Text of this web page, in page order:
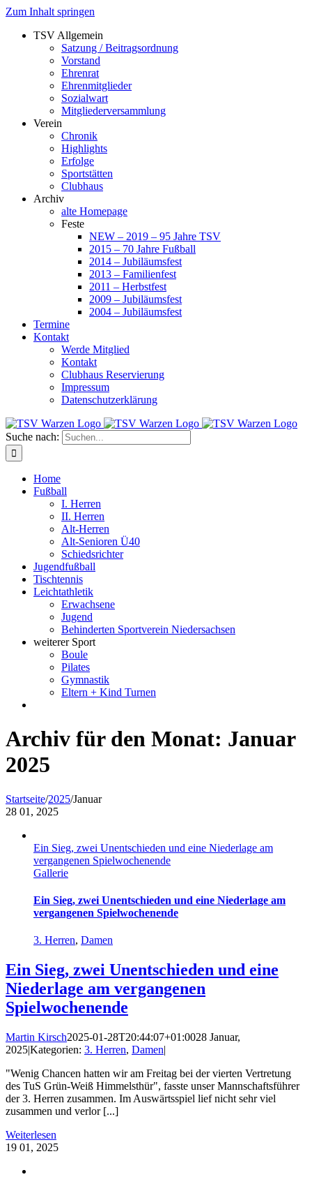
Zum Inhalt springen
TSV Allgemein
Satzung / Beitragsordnung
Vorstand
Ehrenrat
Ehrenmitglieder
Sozialwart
Mitgliederversammlung
Verein
Chronik
Highlights
Erfolge
Sportstätten
Clubhaus
Archiv
alte Homepage
Feste
NEW – 2019 – 95 Jahre TSV
2015 – 70 Jahre Fußball
2014 – Jubiläumsfest
2013 – Familienfest
2011 – Herbstfest
2009 – Jubiläumsfest
2004 – Jubiläumsfest
Termine
Kontakt
Werde Mitglied
Kontakt
Clubhaus Reservierung
Impressum
Datenschutzerklärung
Suche nach:
Home
Fußball
I. Herren
II. Herren
Alt-Herren
Alt-Senioren Ü40
Schiedsrichter
Jugendfußball
Tischtennis
Leichtathletik
Erwachsene
Jugend
Behinderten Sportverein Niedersachsen
weiterer Sport
Boule
Pilates
Gymnastik
Eltern + Kind Turnen
Archiv für den Monat: Januar
2025
Startseite/2025/Januar
28 01, 2025
Ein Sieg, zwei Unentschieden und eine Niederlage am
vergangenen Spielwochenende
Gallerie
Ein Sieg, zwei Unentschieden und eine Niederlage am
vergangenen Spielwochenende
3. Herren, Damen
Ein Sieg, zwei Unentschieden und eine
Niederlage am vergangenen
Spielwochenende
Martin Kirsch2025-01-28T20:44:07+01:0028 Januar,
2025|Kategorien: 3. Herren, Damen|
"Wenig Chancen hatten wir am Freitag bei der vierten Vertretung
des TuS Grün-Weiß Himmelsthür", fasste unser Mannschaftsführer
der 3. Herren zusammen. Im Auswärtsspiel lief nicht sehr viel
zusammen und verlor [...]
Weiterlesen
19 01, 2025